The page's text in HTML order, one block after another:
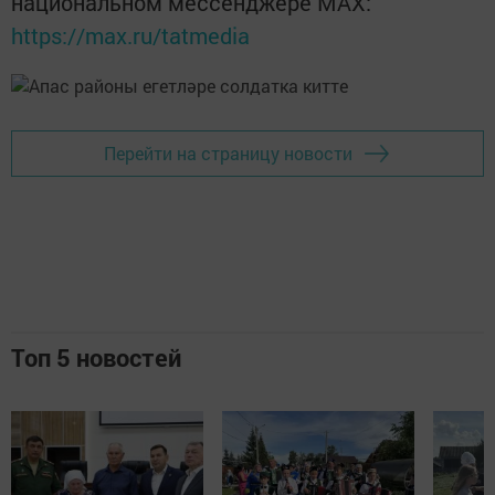
https://max.ru/tatmedia
Перейти на страницу новости
Топ 5 новостей